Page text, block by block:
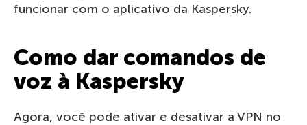
funcionar com o aplicativo da Kaspersky.
Como dar comandos de
voz à Kaspersky
Agora, você pode ativar e desativar a VPN no